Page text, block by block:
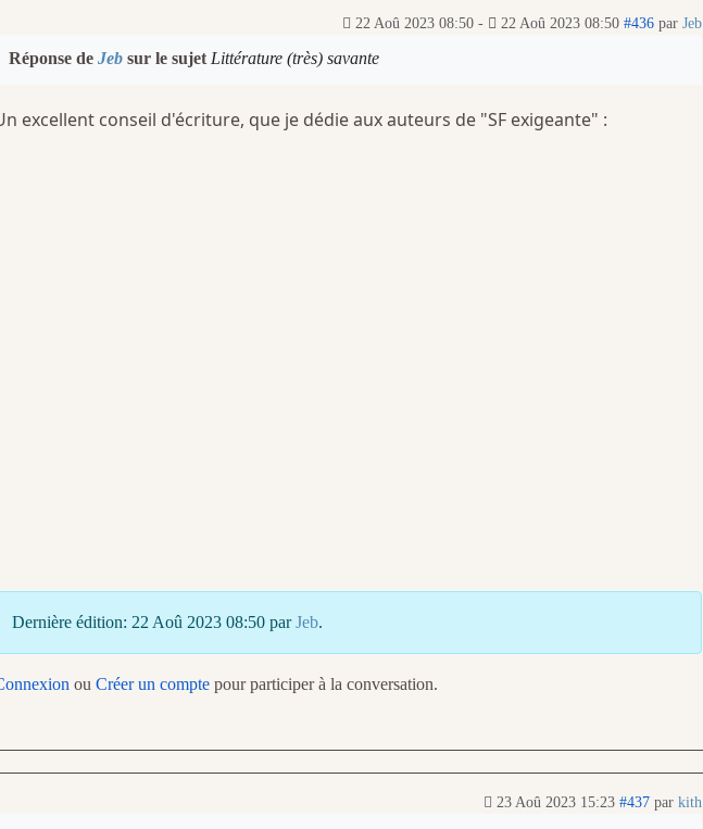
22 Aoû 2023 08:50- 22 Aoû 2023 08:50 #436 par Jeb
Réponse de Jebsur le sujet Littérature (très) savante
excellent conseil d'écriture, que je dédie aux auteurs de "SF exigeante" :
Dernière édition: 22 Aoû 2023 08:50 parJeb.
ou Créer un comptepour participer à la conversation.
23 Aoû 2023 15:23 #437 par kith